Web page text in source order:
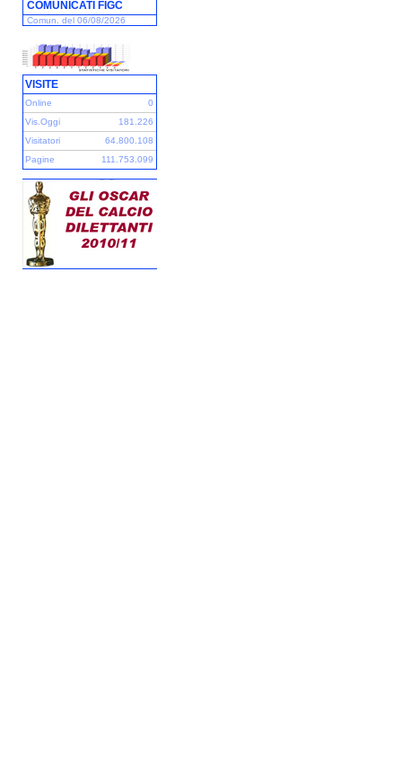
COMUNICATI FIGC
Comun. del 06/08/2026
VISITE
Online
0
Vis.Oggi
181.226
Visitatori
64.800.108
Pagine
111.753.099